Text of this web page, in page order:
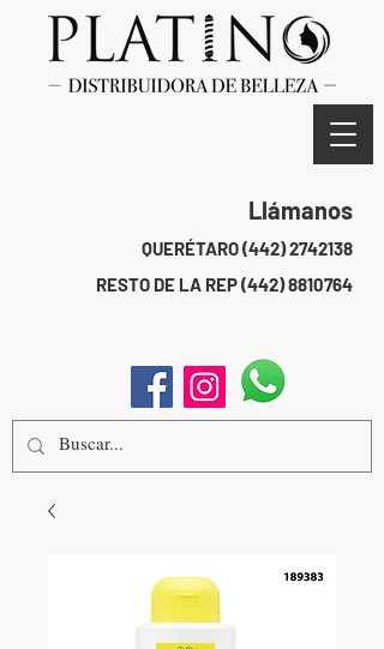
Llámanos
QUERÉTARO(442) 2742138
RESTO DE LA REP(442) 8810764